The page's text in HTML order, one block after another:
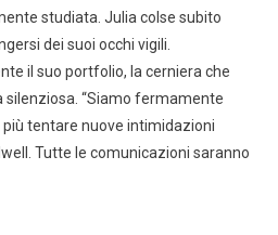
studiata. Julia colse subito
dei suoi occhi vigili.
il suo portfolio, la cerniera che
“Siamo fermamente
più tentare nuove intimidazioni
Tutte le comunicazioni saranno